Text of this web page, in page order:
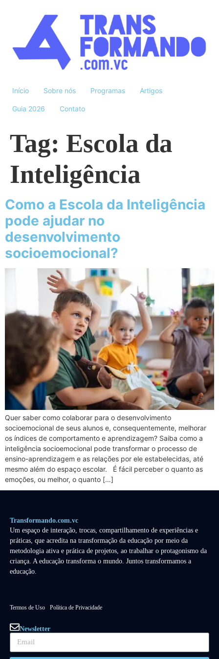
Início Sobre nós Programas Artigos
Guia 2026 Contato
Tag: Escola da
Inteligência
Como a Escola da Inteligência
pode ajudar no
desenvolvimento
socioemocional?
Quer saber como colaborar para o desenvolvimento
socioemocional de seus alunos e, consequentemente, melhorar
os índices de comportamento e aprendizagem? Saiba como a
inteligência socioemocional pode transformar o processo de
ensino-aprendizagem e as relações por ele estabelecidas, até
mesmo além do espaço escolar. É fácil perceber o quanto as
emoções, ou melhor, o quanto […]
Transformando.com.vc
Um espaço de interação, trocas, compartilhamento de experiências e
práticas, que acredita na transformação da educação por meio da
metodologia ativa e prática de projetos, ao trabalhar o protagonismo da
criança. A educação transforma o mundo. Juntos transformamos a
educação.
Termos de Uso Política de Privacidade
Newsletter